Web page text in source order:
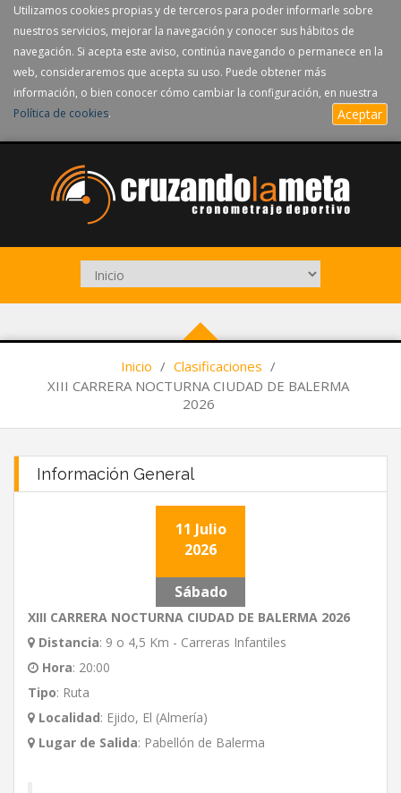
Utilizamos cookies propias y de terceros para poder informarle sobre
nuestros servicios, mejorar la navegación y conocer sus hábitos de
navegación. Si acepta este aviso, continúa navegando o permanece en la
web, consideraremos que acepta su uso. Puede obtener más
información, o bien conocer cómo cambiar la configuración, en nuestra
Política de cookies. Aceptar
Inicio / Clasificaciones /
XIII CARRERA NOCTURNA CIUDAD DE BALERMA
2026
Información General
11 Julio
2026
Sábado
XIII CARRERA NOCTURNA CIUDAD DE BALERMA 2026
Distancia: 9 o 4,5 Km - Carreras Infantiles
Hora: 20:00
Tipo: Ruta
Localidad: Ejido, El (Almería)
Lugar de Salida: Pabellón de Balerma